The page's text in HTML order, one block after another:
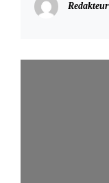
Redakteur